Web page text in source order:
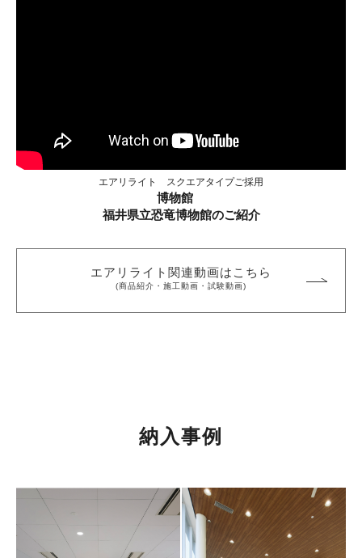
エアリライト スクエアタイプご採用
博物館
福井県立恐竜博物館のご紹介
エアリライト関連動画はこちら
(商品紹介・施工動画・試験動画)
納入事例